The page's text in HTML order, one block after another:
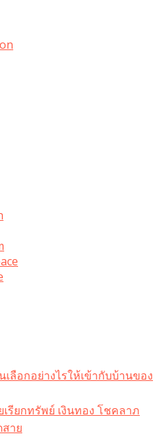
ลือกอย่างไรให้เข้ากับบ้านของ
รียกทรัพย์ เงินทอง โชคลาภ
าย